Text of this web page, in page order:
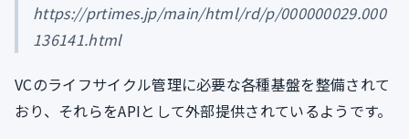
https://prtimes.jp/main/html/rd/p/000000029.000
136141.html
VCのライフサイクル管理に必要な各種基盤を整備されて
おり、それらをAPIとして外部提供されているようです。